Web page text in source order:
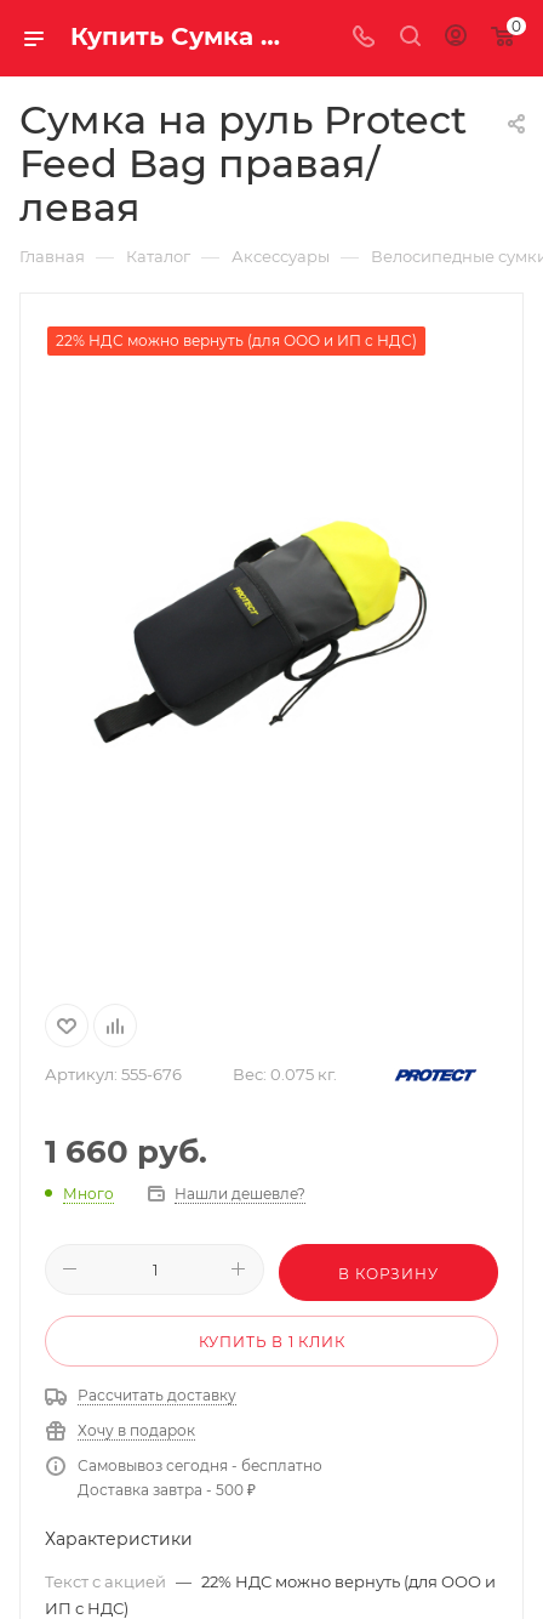
Купить Сумка на руль Protect Feed Bag правая/левая за рублей, а со скидкой 0
Сумка на руль Protect
Feed Bag правая/
левая
Главная — Каталог — Аксессуары — Велосипедные
22% НДС можно вернуть (для ООО и ИП с НДС)
Артикул: 555-676 Вес: 0.075 кг.
1 660 руб.
Много Нашли дешевле?
В КОРЗИНУ
КУПИТЬ В 1 КЛИК
Рассчитать доставку
Хочу в подарок
Самовывоз сегодня - бесплатно
Доставка завтра - 500 ₽
Характеристики
Текст с акцией — 22% НДС можно вернуть (для ООО и
ИП с НДС)